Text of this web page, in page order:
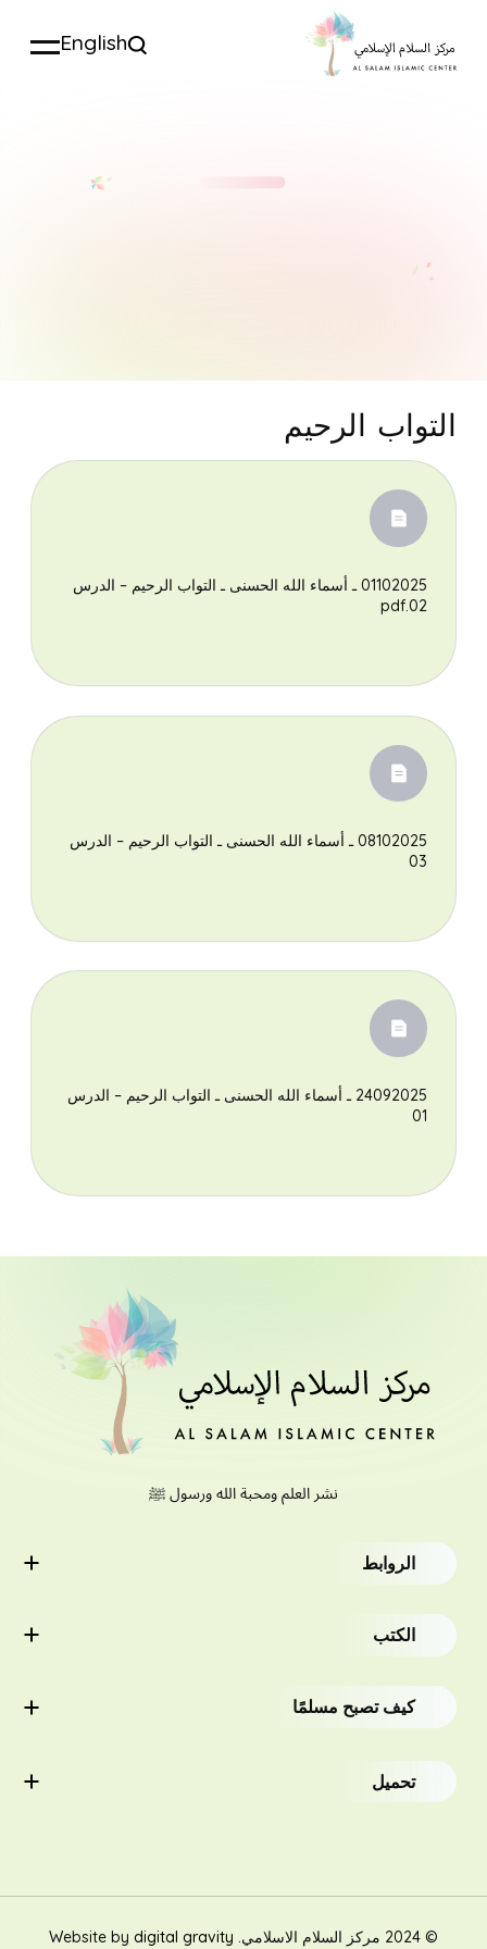
English
التواب الرحيم
01102025 ـ أسماء الله الحسنى ـ التواب الرحيم – الدرس
02.pdf
‎08102025 ـ أسماء الله الحسنى ـ التواب الرحيم – الدرس
03
‎24092025 ـ أسماء الله الحسنى ـ التواب الرحيم – الدرس
01
نشر العلم ومحبة الله ورسول ﷺ
الروابط
الصفحة الرئيسية
الدروس
البحث
البحوث
الكتب
للكبار
المناهج التعليمية
كيف تصبح مسلمًا
تحميل
© 2024 مركز السلام الاسلامي. Website by digital gravity